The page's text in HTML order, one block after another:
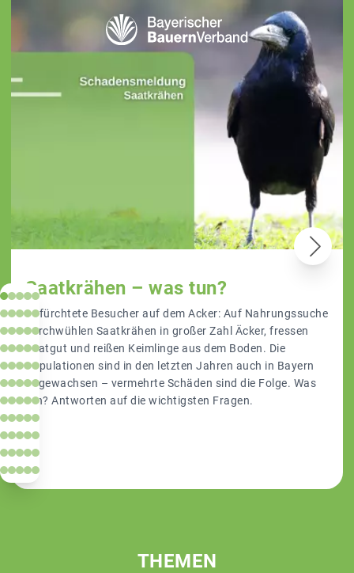
Saatkrähen – was tun?
Gefürchtete Besucher auf dem Acker: Auf Nahrungssuche
durchwühlen Saatkrähen in großer Zahl Äcker, fressen
Saatgut und reißen Keimlinge aus dem Boden. Die
Populationen sind in den letzten Jahren auch in Bayern
angewachsen – vermehrte Schäden sind die Folge. Was
tun? Antworten auf die wichtigsten Fragen.
THEMEN